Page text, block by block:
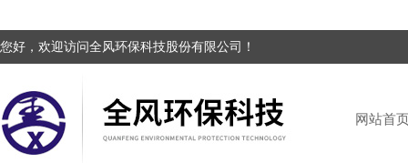
您好，欢迎访问全风环保科技股份有限公司！
网站首